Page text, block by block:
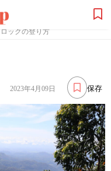
ックの登り方
保存
2023年4月09日